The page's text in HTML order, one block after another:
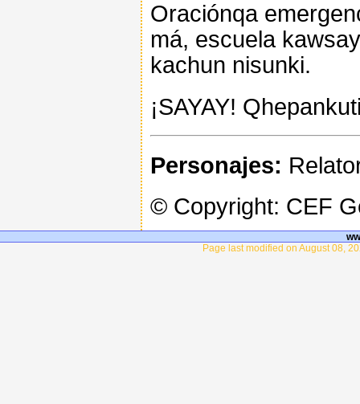
Oraciónqa
má, escuela
kachun nisunki.
¡SAYAY!
Personajes:
© Copyright: CEF
Page last modified on August 08,